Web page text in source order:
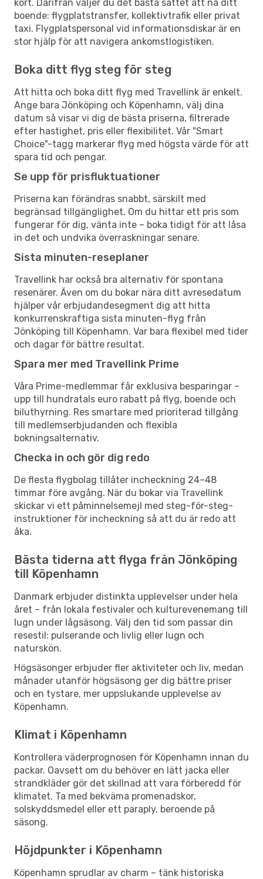
kort. Därifrån väljer du det bästa sättet att nå ditt
boende: flygplatstransfer, kollektivtrafik eller privat
taxi. Flygplatspersonal vid informationsdiskar är en
stor hjälp för att navigera ankomstlogistiken.
Boka ditt flyg steg för steg
Att hitta och boka ditt flyg med Travellink är enkelt.
Ange bara Jönköping och Köpenhamn, välj dina
datum så visar vi dig de bästa priserna, filtrerade
efter hastighet, pris eller flexibilitet. Vår "Smart
Choice"-tagg markerar flyg med högsta värde för att
spara tid och pengar.
Se upp för prisfluktuationer
Priserna kan förändras snabbt, särskilt med
begränsad tillgänglighet. Om du hittar ett pris som
fungerar för dig, vänta inte – boka tidigt för att låsa
in det och undvika överraskningar senare.
Sista minuten-reseplaner
Travellink har också bra alternativ för spontana
resenärer. Även om du bokar nära ditt avresedatum
hjälper vår erbjudandesegment dig att hitta
konkurrenskraftiga sista minuten-flyg från
Jönköping till Köpenhamn. Var bara flexibel med tider
och dagar för bättre resultat.
Spara mer med Travellink Prime
Våra Prime-medlemmar får exklusiva besparingar –
upp till hundratals euro rabatt på flyg, boende och
biluthyrning. Res smartare med prioriterad tillgång
till medlemserbjudanden och flexibla
bokningsalternativ.
Checka in och gör dig redo
De flesta flygbolag tillåter incheckning 24–48
timmar före avgång. När du bokar via Travellink
skickar vi ett påminnelsemejl med steg-för-steg-
instruktioner för incheckning så att du är redo att
åka.
Bästa tiderna att flyga från Jönköping
till Köpenhamn
Danmark erbjuder distinkta upplevelser under hela
året – från lokala festivaler och kulturevenemang till
lugn under lågsäsong. Välj den tid som passar din
resestil: pulserande och livlig eller lugn och
naturskön.
Högsäsonger erbjuder fler aktiviteter och liv, medan
månader utanför högsäsong ger dig bättre priser
och en tystare, mer uppslukande upplevelse av
Köpenhamn.
Klimat i Köpenhamn
Kontrollera väderprognosen för Köpenhamn innan du
packar. Oavsett om du behöver en lätt jacka eller
strandkläder gör det skillnad att vara förberedd för
klimatet. Ta med bekväma promenadskor,
solskyddsmedel eller ett paraply, beroende på
säsong.
Höjdpunkter i Köpenhamn
Köpenhamn sprudlar av charm – tänk historiska